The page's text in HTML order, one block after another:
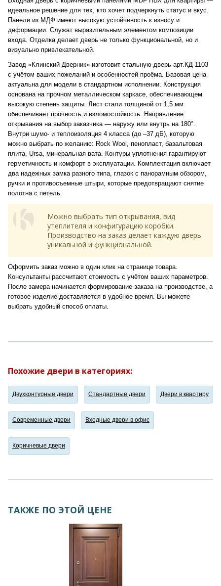
идеальное решение для тех, кто хочет подчеркнуть статус и вкус.
Панели из МДФ имеют высокую устойчивость к износу и
деформации. Служат выразительным элементом композиции
входа. Отделка делает дверь не только функциональной, но и
визуально привлекательной.
Завод «Клинский Дверник» изготовит стальную дверь арт.КД-1103
с учётом ваших пожеланий и особенностей проёма. Базовая цена
актуальна для модели в стандартном исполнении. Конструкция
основана на прочном металлическом каркасе, обеспечивающем
высокую степень защиты. Лист стали толщиной от 1,5 мм
обеспечивает прочность и взломостойкость. Направление
открывания на выбор заказчика — наружу или внутрь на 180°.
Внутри шумо- и теплоизоляция 4 класса (до –37 дБ), которую
можно выбрать по желанию: Rock Wool, пенопласт, базальтовая
плита, Ursa, минеральная вата. Контуры уплотнения гарантируют
герметичность и комфорт в эксплуатации. Комплектация включает
два надежных замка разного типа, глазок с панорамным обзором,
ручки и противосъемные штыри, которые предотвращают снятие
полотна с петель.
Можно выбрать тип открывания, вид
утеплителя и конфигурацию коробки.
Производство на заказ делает каждую дверь
уникальной и функциональной.
Оформить заказ можно в один клик на странице товара.
Консультанты рассчитают стоимость с учётом ваших параметров.
После замера начинается формирование заказа на производстве, а
готовое изделие доставляется в удобное время. Вы можете
выбрать удобный способ оплаты.
Похожие двери в категориях:
Двухконтурные двери Стандартные двери Двери в квартиру
Современные двери Входные двери в офис
Коричневые двери
ТАКЖЕ ПО ЭТОЙ ЦЕНЕ